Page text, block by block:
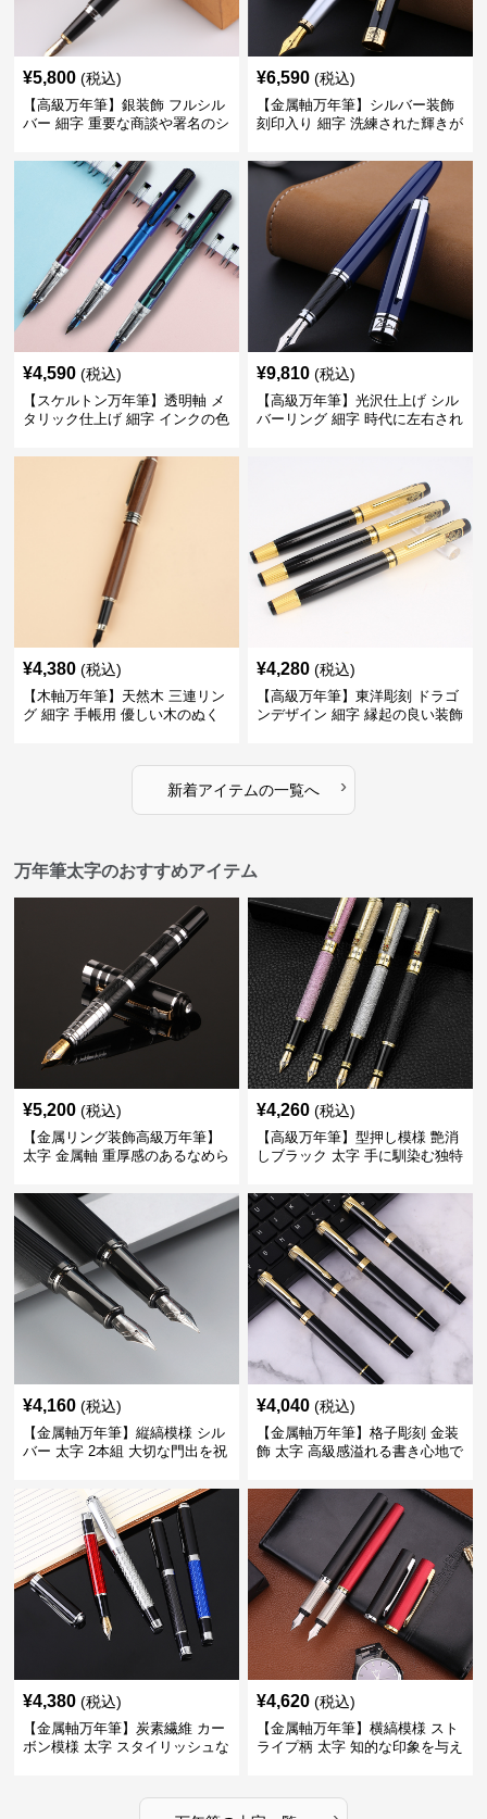
¥5,800 (税込)
【高級万年筆】銀装飾 フルシル
バー 細字 重要な商談や署名のシ
てくれる
¥6,590 (税込)
【金属軸万年筆】シルバー装飾
刻印入り 細字 洗練された輝きが
¥4,590 (税込)
【スケルトン万年筆】透明軸 メ
タリック仕上げ 細字 インクの色
する
¥9,810 (税込)
【高級万年筆】光沢仕上げ シル
バーリング 細字 時代に左右され
¥4,380 (税込)
【木軸万年筆】天然木 三連リン
グ 細字 手帳用 優しい木のぬく
¥4,280 (税込)
【高級万年筆】東洋彫刻 ドラゴ
ンデザイン 細字 縁起の良い装飾
新着アイテムの一覧へ ›
万年筆太字のおすすめアイテム
¥5,200 (税込)
【金属リング装飾高級万年筆】
太字 金属軸 重厚感のあるなめら
きに最適
¥4,260 (税込)
【高級万年筆】型押し模様 艶消
しブラック 太字 手に馴染む独特
くい
¥4,160 (税込)
【金属軸万年筆】縦縞模様 シル
バー 太字 2本組 大切な門出を祝
ト
¥4,040 (税込)
【金属軸万年筆】格子彫刻 金装
飾 太字 高級感溢れる書き心地で
¥4,380 (税込)
【金属軸万年筆】炭素繊維 カー
ボン模様 太字 スタイリッシュな
¥4,620 (税込)
【金属軸万年筆】横縞模様 スト
ライプ柄 太字 知的な印象を与え